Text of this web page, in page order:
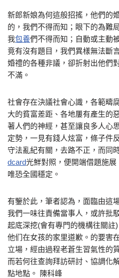
新郎新娘為何這般招搖，他們的
的，我們不得而知；眼下的為難
我包養們不得而知；自動或主動
竟有沒有題目，我們異樣無法斷
婚禮的各種非議，卻折射出他們
不滿。
社會存在決議社會心識，各範疇
大的貧富差距、各地屢有產生的
著人們的神經，甚至讓良多人心
定勢，一見有錢人炫富，條子件
守法亂紀有關，去路不正，而同
dcard光鮮對照，便開端借題施展
唯恐全國穩定。
有鑒於此，筆者認為，面臨由這
我們一味往責備當事人，或許批
起底深挖(會有專門的機構往關註
他们在女孩的家里道歉。的要害
立場，經由過程老蒼生習氣性的
而若何往查詢拜訪研討、協調化
點地點。 陳科峰